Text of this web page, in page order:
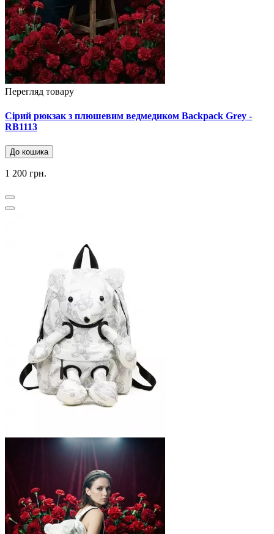
Перегляд товару
Сірий рюкзак з плюшевим ведмедиком Backpack Grey -
RB1113
До кошика
1 200 грн.